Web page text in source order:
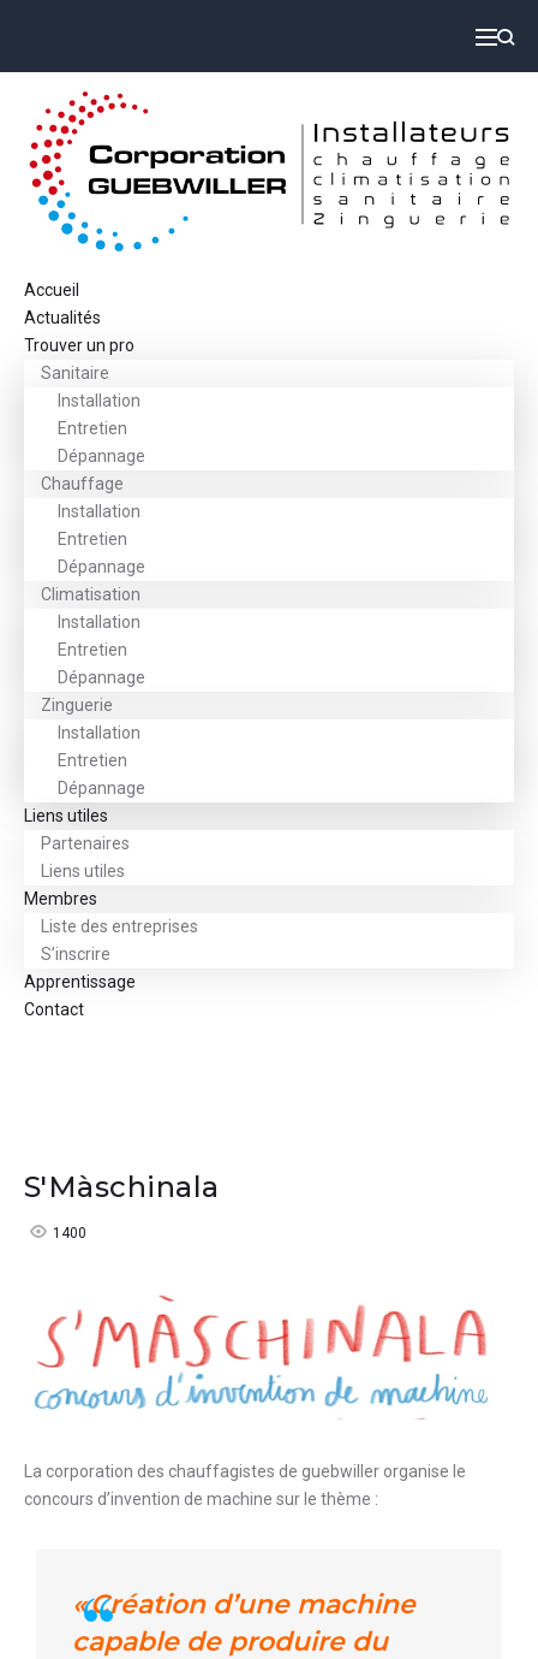
Accueil
Actualités
Trouver un pro
Sanitaire
Installation
Entretien
Dépannage
Chauffage
Installation
Entretien
Dépannage
Climatisation
Installation
Entretien
Dépannage
Zinguerie
Installation
Entretien
Dépannage
Liens utiles
Partenaires
Liens utiles
Membres
Liste des entreprises
S’inscrire
Apprentissage
Contact
S'Màschinala
1400
La corporation des chauffagistes de guebwiller organise le
concours d’invention de machine sur le thème :
« Création d’une machine
capable de produire du